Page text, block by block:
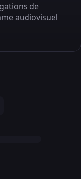
de
audiovisuel